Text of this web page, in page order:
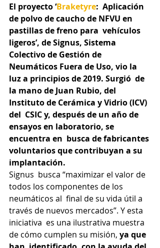
El proyecto ‘Braketyre:  Aplicación
de polvo de caucho de NFVU en
pastillas de freno para  vehículos
ligeros’, de Signus, Sistema
Colectivo de Gestión de
Neumáticos Fuera de Uso, vio la
luz a principios de 2019. Surgió  de
la mano de Juan Rubio, del
Instituto de Cerámica y Vidrio (ICV)
del  CSIC y, después de un año de
ensayos en laboratorio, se
encuentra en  busca de fabricantes
voluntarios que contribuyan a su
implantación.
Signus  busca “maximizar el valor de
todos los componentes de los
neumáticos al  final de su vida útil a
través de nuevos mercados”. Y esta
iniciativa  es una ilustrativa muestra
de cómo cumplen su misión, ya que